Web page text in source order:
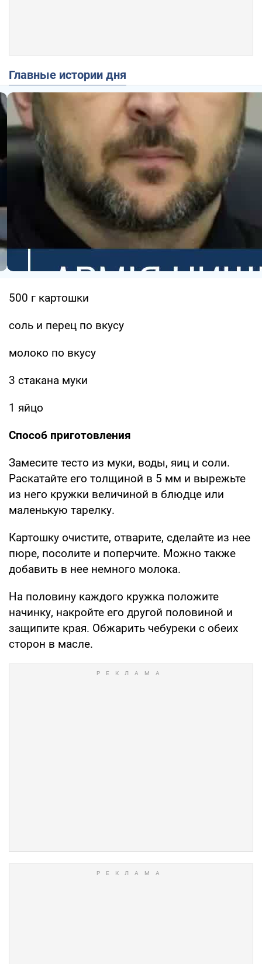
Главные истории дня
500 г картошки
соль и перец по вкусу
молоко по вкусу
3 стакана муки
1 яйцо
Способ приготовления
Замесите тесто из муки, воды, яиц и соли.
Раскатайте его толщиной в 5 мм и вырежьте
из него кружки величиной в блюдце или
маленькую тарелку.
Картошку очистите, отварите, сделайте из нее
пюре, посолите и поперчите. Можно также
добавить в нее немного молока.
На половину каждого кружка положите
начинку, накройте его другой половиной и
защипите края. Обжарить чебуреки с обеих
сторон в масле.